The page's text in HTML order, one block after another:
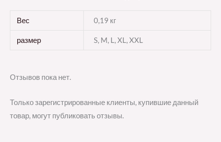
Вес 0,19 кг
размер S, M, L, XL, XXL
Отзывов пока нет.
Только зарегистрированные клиенты, купившие данный
товар, могут публиковать отзывы.